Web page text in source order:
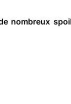
nombreux